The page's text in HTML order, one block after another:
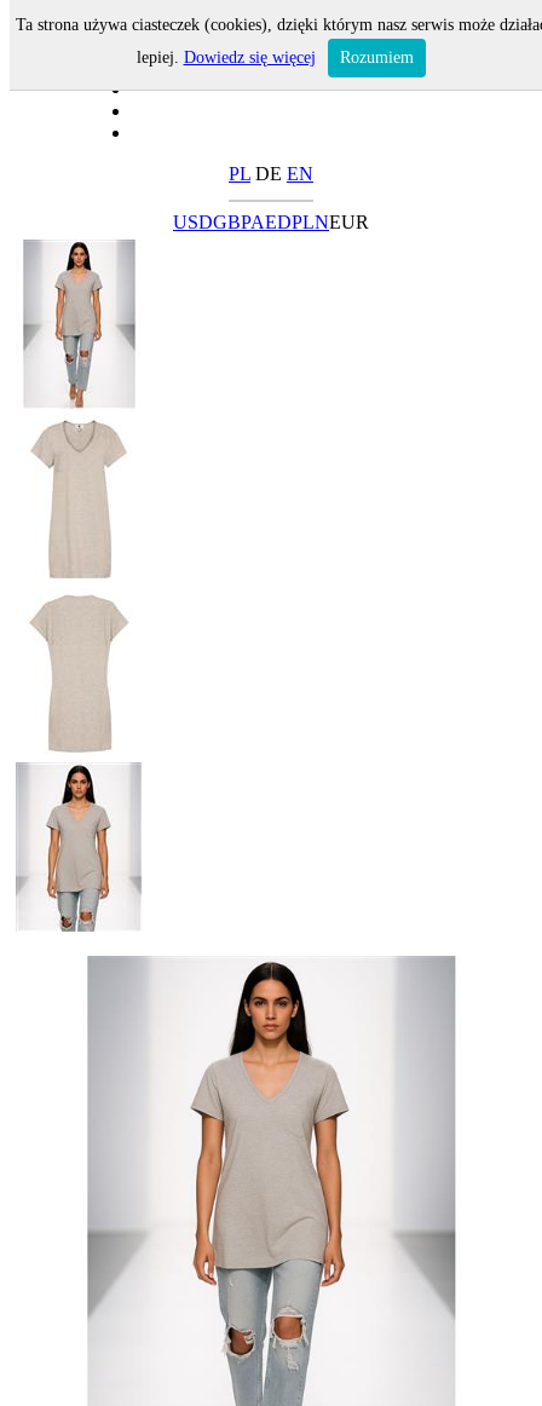
PL DE EN
USDGBPAEDPLNEUR
Ta strona używa ciasteczek (cookies), dzięki którym nasz serwis może
lepiej. Dowiedz się więcej Rozumiem